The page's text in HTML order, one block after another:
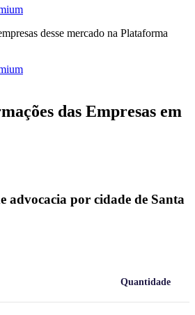
desse mercado na Plataforma
das Empresas em
advocacia por cidade de Santa
Quantidade